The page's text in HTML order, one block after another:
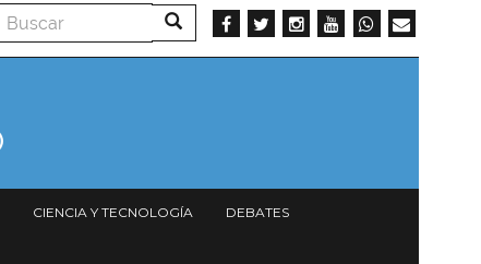
Buscar Buscar
CIENCIA Y TECNOLOGÍA DEBATES